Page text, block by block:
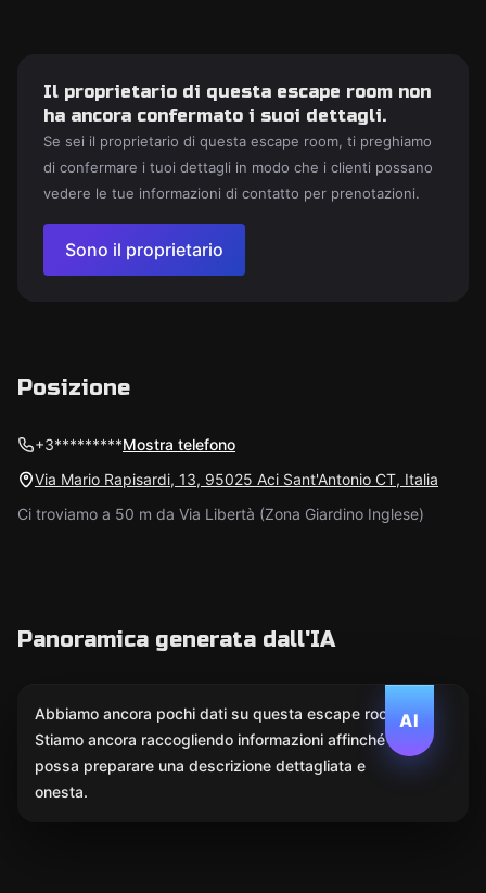
Il proprietario di questa escape room non
ha ancora confermato i suoi dettagli.
Se sei il proprietario di questa escape room, ti preghiamo
di confermare i tuoi dettagli in modo che i clienti possano
vedere le tue informazioni di contatto per prenotazioni.
Sono il proprietario
Posizione
+3*********Mostra telefono
Via Mario Rapisardi, 13, 95025 Aci Sant'Antonio CT, Italia
Ci troviamo a 50 m da Via Libertà (Zona Giardino Inglese)
Panoramica generata dall'IA
AI
Abbiamo ancora pochi dati su questa escape room.
Stiamo ancora raccogliendo informazioni affinché l'IA
possa preparare una descrizione dettagliata e
onesta.